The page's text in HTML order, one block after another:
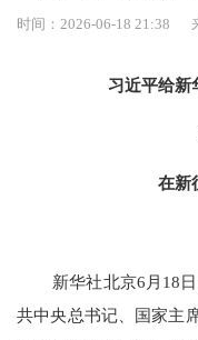
时间：2026-06-18 21:38
习近平给新
在新
新华社北京6月18
共中央总书记、国家主